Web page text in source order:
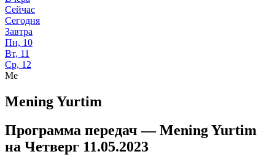
Сейчас
Сегодня
Завтра
Пн, 10
Вт, 11
Ср, 12
Me
Mening Yurtim
Программа передач —Mening Yurtim
на Четверг 11.05.2023